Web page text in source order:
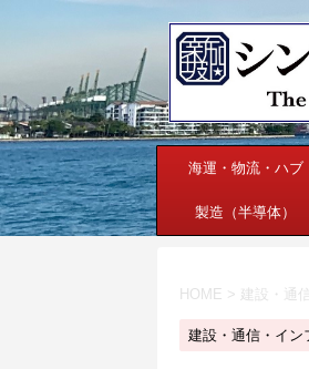
海運・物流・ハブ
製造（半導体）
HOME > 建設・通
建設・通信・イン